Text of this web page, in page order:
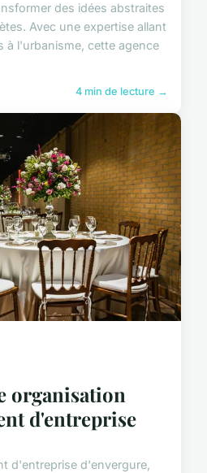
des idées abstraites
Avec une expertise allant
à l'urbanisme, cette agence
4 min de lecture →
organisation
d'entreprise
d'entreprise d'envergure,